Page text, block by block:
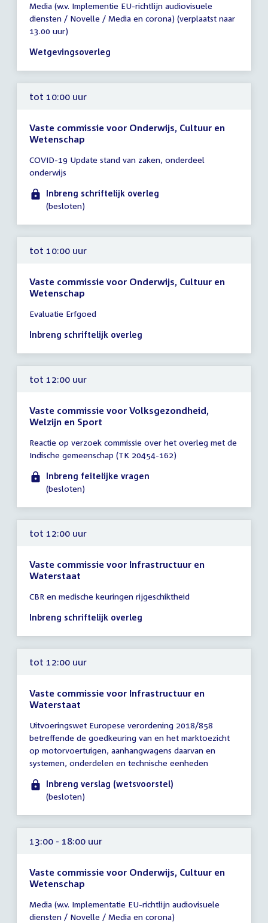
vergadering
10:00
-
14:00
Media (w.v. Implementie EU-richtlijn audiovisuele
diensten / Novelle / Media en corona) (verplaatst naar
13.00 uur)
Wetgevingsoverleg
tot 10:00 uur
Vaste commissie voor Onderwijs, Cultuur en
Wetenschap
vergadering
tot
10:00
uur
COVID-19 Update stand van zaken, onderdeel
onderwijs
Inbreng schriftelijk overleg
(besloten)
tot 10:00 uur
Vaste commissie voor Onderwijs, Cultuur en
Wetenschap
vergadering
tot
uur
Evaluatie Erfgoed
Inbreng schriftelijk overleg
tot 12:00 uur
Vaste commissie voor Volksgezondheid,
Welzijn en Sport
vergadering
tot
12:00
uur
Reactie op verzoek commissie over het overleg met de
Indische gemeenschap (TK 20454-162)
Inbreng feitelijke vragen
(besloten)
tot 12:00 uur
Vaste commissie voor Infrastructuur en
Waterstaat
vergadering
tot
uur
CBR en medische keuringen rijgeschiktheid
Inbreng schriftelijk overleg
tot 12:00 uur
Vaste commissie voor Infrastructuur en
Waterstaat
vergadering
tot
12:00
uur
Uitvoeringswet Europese verordening 2018/858
betreffende de goedkeuring van en het marktoezicht
op motorvoertuigen, aanhangwagens daarvan en
systemen, onderdelen en technische eenheden
Inbreng verslag (wetsvoorstel)
(besloten)
13:00 - 18:00 uur
Vaste commissie voor Onderwijs, Cultuur en
Wetenschap
vergadering
Media (w.v. Implementatie EU-richtlijn audiovisuele
diensten / Novelle / Media en corona)